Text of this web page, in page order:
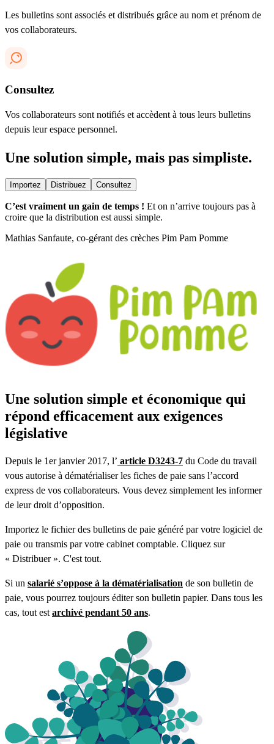
Les bulletins sont associés et distribués grâce au nom et prénom de
vos collaborateurs.
Consultez
Vos collaborateurs sont notifiés et accèdent à tous leurs bulletins
depuis leur espace personnel.
Une solution simple, mais pas simpliste.
Importez Distribuez Consultez
C’est vraiment un gain de temps ! Et on n’arrive toujours pas à
croire que la distribution est aussi simple.
Mathias Sanfaute, co-gérant des crèches Pim Pam Pomme
Une solution simple et économique qui
répond efficacement aux exigences
législative
Depuis le 1er janvier 2017, l’ article D3243-7 du Code du travail
vous autorise à dématérialiser les fiches de paie sans l’accord
express de vos collaborateurs. Vous devez simplement les informer
de leur droit d’opposition.
Importez le fichier des bulletins de paie généré par votre logiciel de
paie ou transmis par votre cabinet comptable. Cliquez sur
« Distribuer ». C'est tout.
Si un salarié s’oppose à la dématérialisation de son bulletin de
paie, vous pourrez toujours éditer son bulletin papier. Dans tous les
cas, tout est archivé pendant 50 ans.